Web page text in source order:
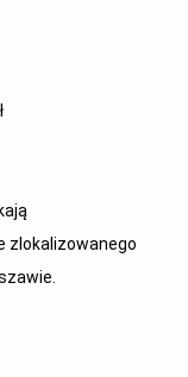
zlokalizowanego